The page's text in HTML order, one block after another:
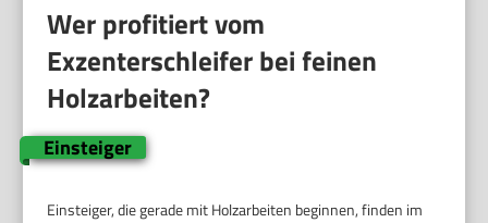
Wer profitiert vom
Exzenterschleifer bei feinen
Holzarbeiten?
Einsteiger
Einsteiger, die gerade mit Holzarbeiten beginnen, finden im